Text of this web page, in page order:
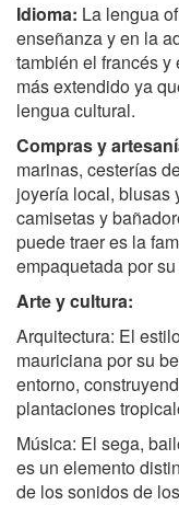
Idioma: La lengua
enseñanza y en la
también el francés
más extendido ya
lengua cultural.
Compras y
marinas, cesterías
joyería local, blusas
camisetas y
puede traer es la
empaquetada por
Arte y cultura:
Arquitectura: El
mauriciana por su
entorno,
plantaciones
Música: El sega,
es un elemento
de los sonidos de